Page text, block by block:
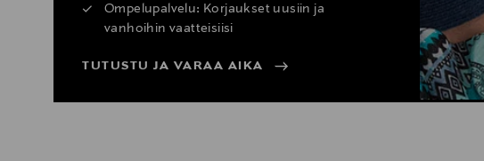
Ompelupalvelu: Korjaukset uusiin ja
vanhoihin vaatteisiisi
TUTUSTU JA VARAA AIKA